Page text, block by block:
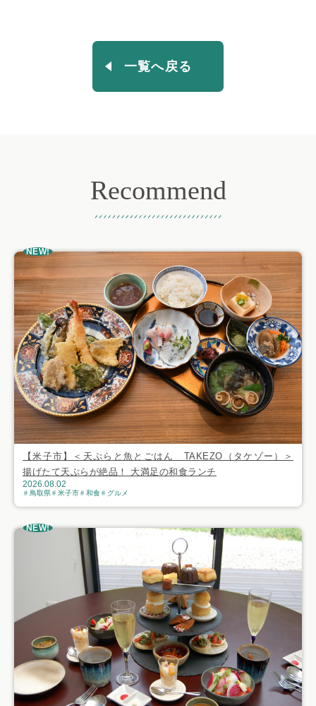
一覧へ戻る
Recommend
NEW!
【米子市】＜天ぷらと魚とごはん TAKEZO（タケゾー）＞
揚げたて天ぷらが絶品！ 大満足の和食ランチ
2026.08.02
鳥取県 米子市 和食 グルメ
NEW!